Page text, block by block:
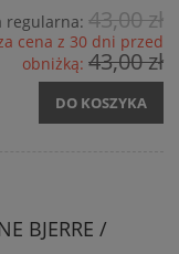
regularna: 43,00 zł
cena z 30 dni przed
obniżką: 43,00 zł
DO KOSZYKA
BJERRE /